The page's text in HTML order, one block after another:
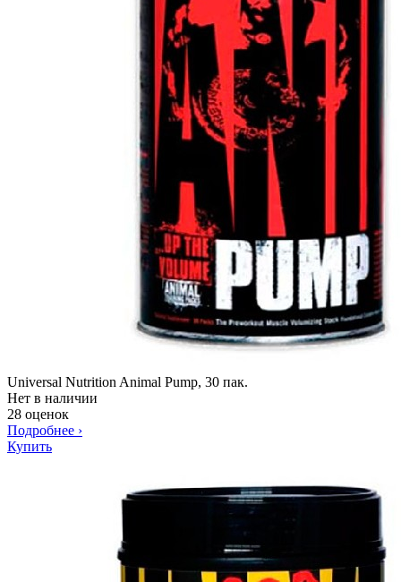
Universal Nutrition Animal Pump, 30 пак.
Нет в наличии
28 оценок
Подробнее ›
Купить